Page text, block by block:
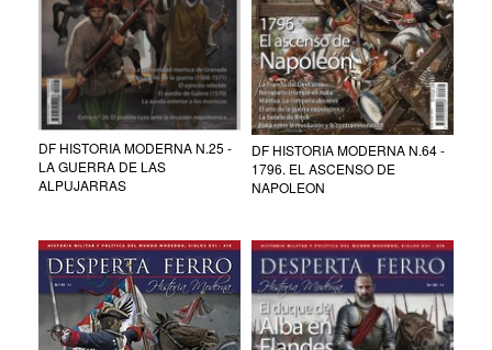
DF HISTORIA MODERNA N.25 -
LA GUERRA DE LAS
ALPUJARRAS
DF HISTORIA MODERNA N.64 -
1796. EL ASCENSO DE
NAPOLEON